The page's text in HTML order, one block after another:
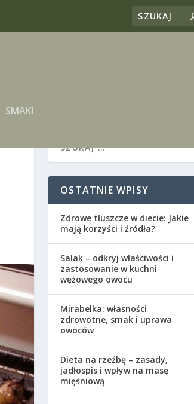
SMAKI
OSTATNIE WPISY
Zdrowe tłuszcze w diecie: Jakie
mają korzyści i źródła?
Salak – odkryj właściwości i
zastosowanie w kuchni
wężowego owocu
Mirabelka: własności
zdrowotne, smak i uprawa
owoców
Dieta na rzeźbę – zasady,
jadłospis i wpływ na masę
mięśniową